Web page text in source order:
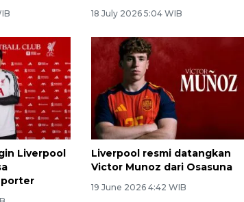
18 July 2026 5:04 WIB
Liverpool
Liverpool resmi datangkan
Victor Munoz dari Osasuna
19 June 2026 4:42 WIB